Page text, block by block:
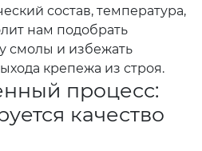
состав, температура,
нам подобрать
смолы и избежать
крепежа из строя.
процесс:
качество